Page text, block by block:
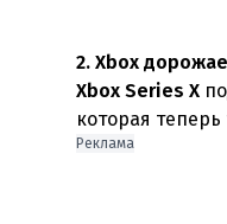
2. Xbox
Xbox Series X
которая
Реклама